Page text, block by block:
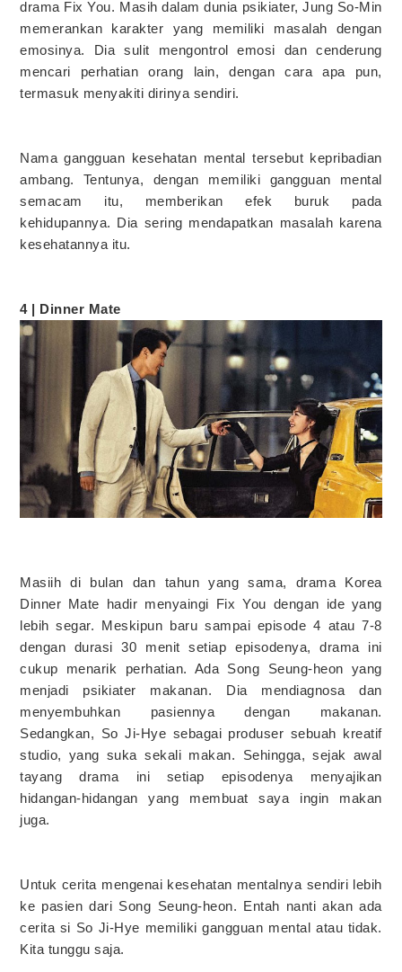
drama Fix You. Masih dalam dunia psikiater, Jung So-Min
memerankan karakter yang memiliki masalah dengan
emosinya. Dia sulit mengontrol emosi dan cenderung
mencari perhatian orang lain, dengan cara apa pun,
termasuk menyakiti dirinya sendiri.
Nama gangguan kesehatan mental tersebut kepribadian
ambang. Tentunya, dengan memiliki gangguan mental
semacam itu, memberikan efek buruk pada
kehidupannya. Dia sering mendapatkan masalah karena
kesehatannya itu.
4 | Dinner Mate
Masiih di bulan dan tahun yang sama, drama Korea
Dinner Mate hadir menyaingi Fix You dengan ide yang
lebih segar. Meskipun baru sampai episode 4 atau 7-8
dengan durasi 30 menit setiap episodenya, drama ini
cukup menarik perhatian. Ada Song Seung-heon yang
menjadi psikiater makanan. Dia mendiagnosa dan
menyembuhkan pasiennya dengan makanan.
Sedangkan, So Ji-Hye sebagai produser sebuah kreatif
studio, yang suka sekali makan. Sehingga, sejak awal
tayang drama ini setiap episodenya menyajikan
hidangan-hidangan yang membuat saya ingin makan
juga.
Untuk cerita mengenai kesehatan mentalnya sendiri lebih
ke pasien dari Song Seung-heon. Entah nanti akan ada
cerita si So Ji-Hye memiliki gangguan mental atau tidak.
Kita tunggu saja.